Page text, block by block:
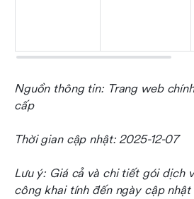
Nguồn thông tin: Trang web
cấp
Thời gian cập nhật: 2025-12-07
Lưu ý: Giá cả và chi tiết gói dịch
công khai tính đến ngày cập